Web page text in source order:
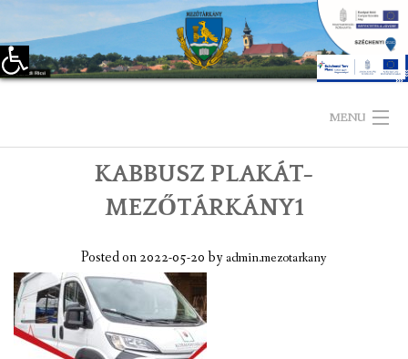
Eszköztár megnyitása
MENU
LÁTNIVALÓK
KAPCSOLAT
ÖNKORMÁNYZAT
KABBUSZ PLAKÁT-
MEZŐTÁRKÁNY1
Posted on2022-05-20byadmin.mezotarkany